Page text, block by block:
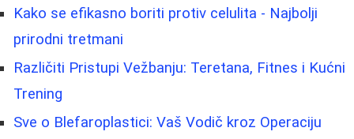
Kako se efikasno boriti protiv celulita - Najbolji
prirodni tretmani
Različiti Pristupi Vežbanju: Teretana, Fitnes i Kućni
Trening
Sve o Blefaroplastici: Vaš Vodič kroz Operaciju